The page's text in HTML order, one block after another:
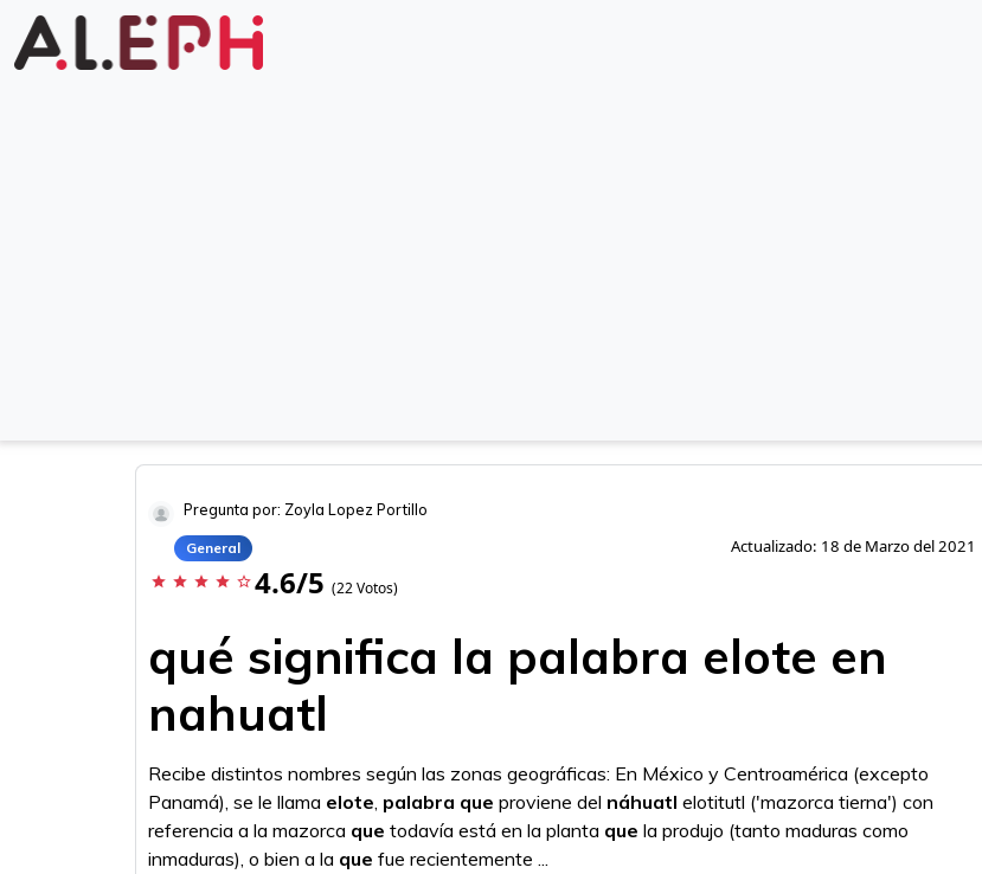
Pregunta por: Zoyla Lopez Portillo
General Actualizado: 18 de Marzo del 2021
star star star star star_border 4.6/5 (22 Votos)
qué significa la palabra elote en
nahuatl
Recibe distintos nombres según las zonas geográficas: En México y Centroamérica (excepto
Panamá), se le llama elote, palabra que proviene del náhuatl elotitutl ('mazorca tierna')​ con
referencia a la mazorca que todavía está en la planta que la produjo (tanto maduras como
inmaduras), o bien a la que fue recientemente ...